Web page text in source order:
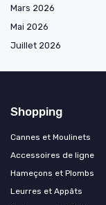
Mars 2026
Mai 2026
Juillet 2026
Shopping
Cannes et Moulinets
Accessoires de ligne
Hameçons et Plombs
Leurres et Appâts